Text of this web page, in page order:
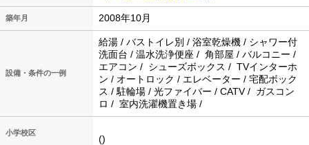
築年月 2008年10月
設備・条件の一例
給湯 / バストイレ別 / 浴室乾燥機 / シャワー付
洗面台 / 温水洗浄便座 / 角部屋 / バルコニー /
エアコン / シューズボックス / TVインターホ
ン / オートロック / エレベーター / 宅配ボック
ス / 駐輪場 / 光ファイバー / CATV / ガスコン
ロ / 室内洗濯機置き場 /
小学校区
()